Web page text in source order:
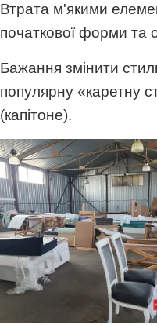
Втрата м'якими
початкової форми та
Бажання змінити
популярну «каретну
(капітоне).